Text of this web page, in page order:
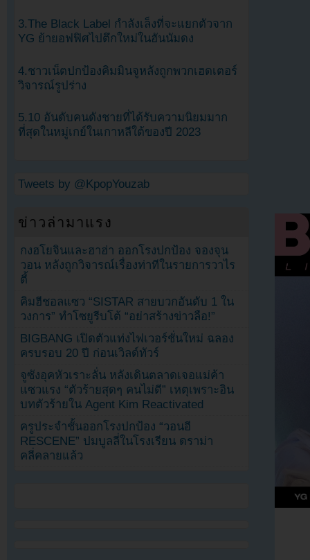
3.The Black Label กำลังเล็งที่จะแยกตัวจาก
YG ย้ายอฟฟิศไปตึกใหม่ในฮันนัมดง
4.ชาวเน็ตปกป้องคิมมินจูหลังถูกพวกเฮดเตอร์
วิจารณ์รูปร่าง
5.10 อันดับคนดังชายที่ได้รับความนิยมมาก
ที่สุดในหมู่เกย์ในเกาหลีใต้ของปี 2023
Tweets by @KpopYouzab
ข่าวล่ามาแรง
กงฮโยจินและฮาฮ่า ออกโรงปกป้อง จองจุน
วอน หลังถูกวิจารณ์เรื่องท่าทีในรายการวาไร
ตี้
คิมฮีชอลแซว “SISTAR สายบวกอันดับ 1 ใน
วงการ” ทำโซยูรีบโต้ “อย่าสร้างข่าวลือ!”
BIGBANG เปิดตัวแท่งไฟเวอร์ชั่นใหม่ ฉลอง
ครบรอบ 20 ปี ก่อนเวิลด์ทัวร์
จูซังอุคหัวเราะลั่น หลังเดินตลาดเจอแม่ค้า
แซวแรง “ตัวร้ายสุดๆ คนไม่ดี” เหตุเพราะอิน
บทตัวร้ายใน Agent Kim Reactivated
ครูประจำชั้นออกโรงปกป้อง “วอนอี
RESCENE” ปมบูลลี่ในโรงเรียน ดราม่า
คลี่คลายแล้ว